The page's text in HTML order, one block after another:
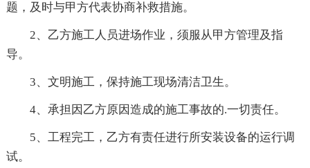
题，及时与甲方代表协商补救措施。
2、乙方施工人员进场作业，须服从甲方管理及指
导。
3、文明施工，保持施工现场清洁卫生。
4、承担因乙方原因造成的施工事故的.一切责任。
5、工程完工，乙方有责任进行所安装设备的运行调
试。